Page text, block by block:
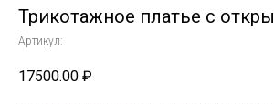
Трикотажное платье с
Артикул:
17500.00 ₽